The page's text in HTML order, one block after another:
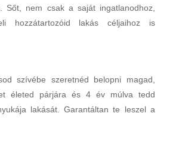
Sőt, nem csak a saját ingatlanodhoz,
hozzátartozóid lakás céljaihoz is
szívébe szeretnéd belopni magad,
életed párjára és 4 év múlva tedd
lakását. Garantáltan te leszel a